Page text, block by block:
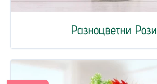
Разноцветни Рози